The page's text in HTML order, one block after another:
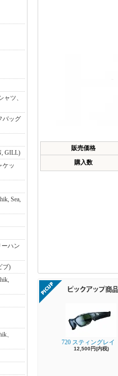
ツ、
バッグ
GILL)
ケッ
Sea,
ハン
ブ)
、
販売価格
購入数
720 スティングレイ
12,500円(内税)